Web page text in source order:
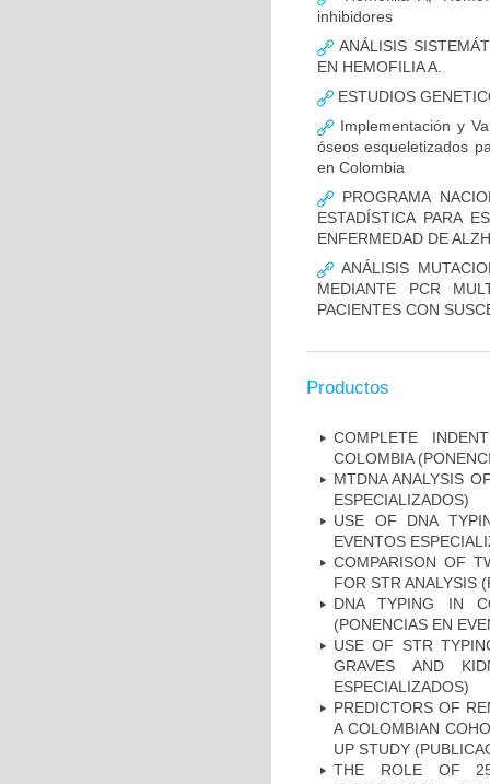
inhibidores
ANÁLISIS
EN HEMOFILIA A.
ESTUDIOS
Implementación y
óseos esqueletizados
en Colombia
PROGRAMA
ESTADÍSTICA PARA
ENFERMEDAD DE
ANÁLISIS
MEDIANTE PCR
PACIENTES CON
Productos
COMPLETE
COLOMBIA
MTDNA ANALYSIS
ESPECIALIZADOS)
USE OF DNA
EVENTOS
COMPARISON OF
FOR STR ANALYSIS
DNA TYPING IN
(PONENCIAS EN
USE OF STR
GRAVES AND
ESPECIALIZADOS)
PREDICTORS OF
A COLOMBIAN
UP STUDY
THE ROLE OF